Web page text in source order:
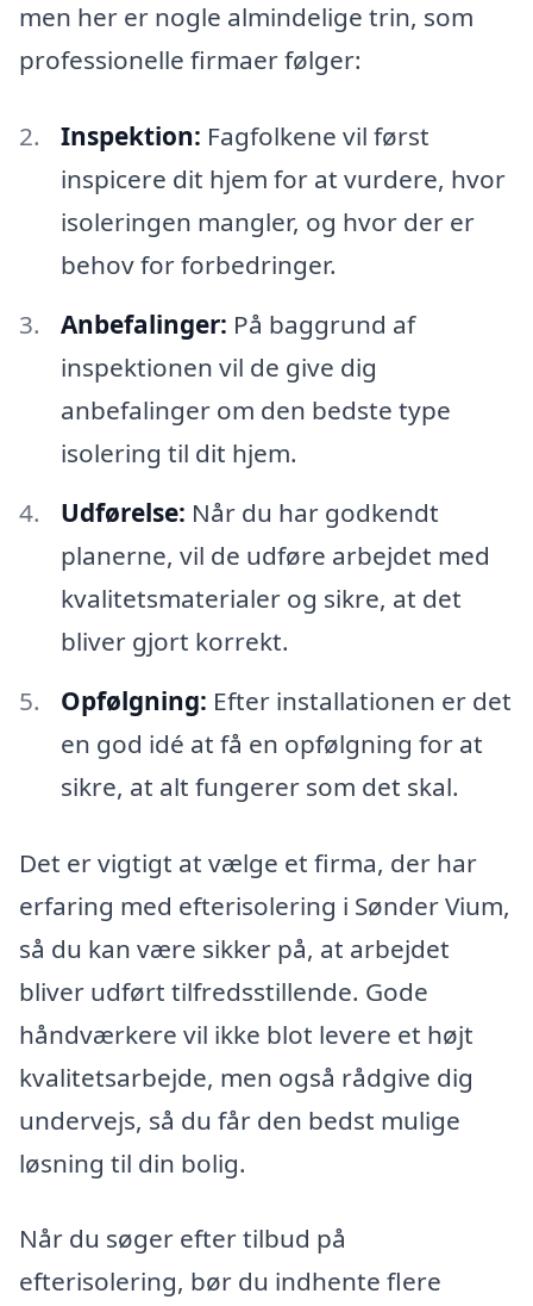
men her er nogle almindelige trin, som
professionelle firmaer følger:
Inspektion: Fagfolkene vil først
inspicere dit hjem for at vurdere, hvor
isoleringen mangler, og hvor der er
behov for forbedringer.
Anbefalinger: På baggrund af
inspektionen vil de give dig
anbefalinger om den bedste type
isolering til dit hjem.
Udførelse: Når du har godkendt
planerne, vil de udføre arbejdet med
kvalitetsmaterialer og sikre, at det
bliver gjort korrekt.
Opfølgning: Efter installationen er det
en god idé at få en opfølgning for at
sikre, at alt fungerer som det skal.
Det er vigtigt at vælge et firma, der har
erfaring med efterisolering i Sønder Vium,
så du kan være sikker på, at arbejdet
bliver udført tilfredsstillende. Gode
håndværkere vil ikke blot levere et højt
kvalitetsarbejde, men også rådgive dig
undervejs, så du får den bedst mulige
løsning til din bolig.
Når du søger efter tilbud på
efterisolering, bør du indhente flere